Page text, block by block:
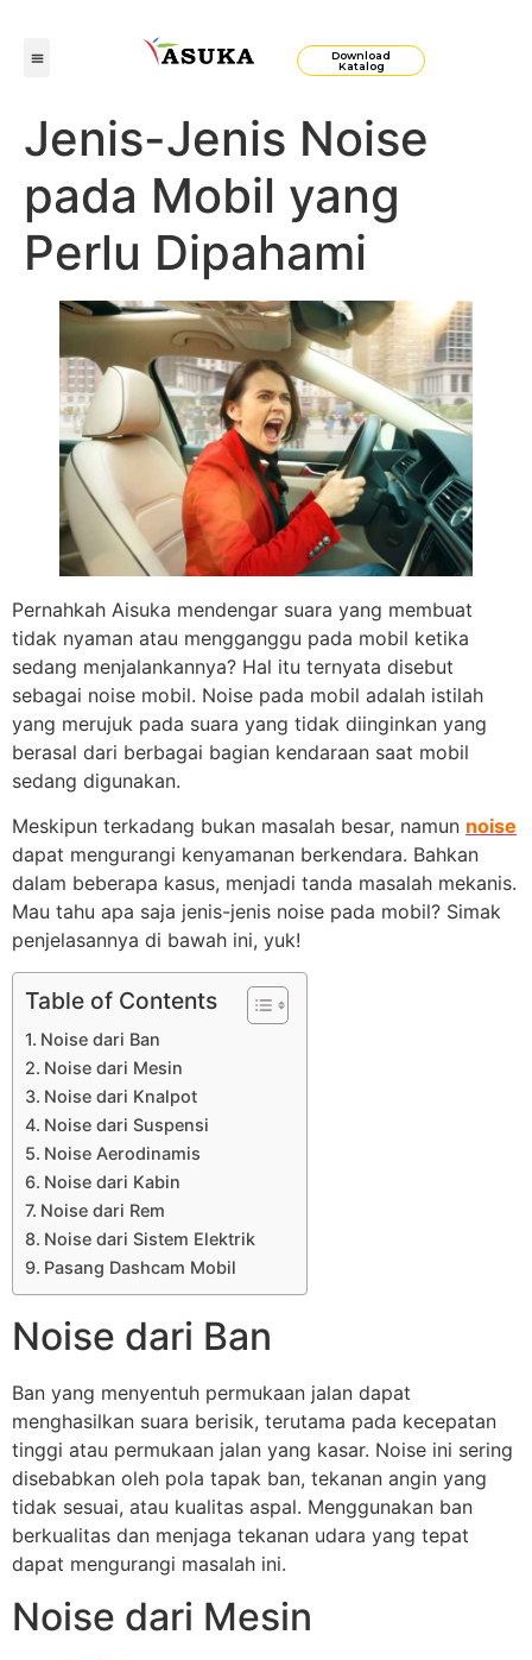
Download
Katalog
Jenis-Jenis Noise
pada Mobil yang
Perlu Dipahami
Pernahkah Aisuka mendengar suara yang membuat
tidak nyaman atau mengganggu pada mobil ketika
sedang menjalankannya? Hal itu ternyata disebut
sebagai noise mobil. Noise pada mobil adalah istilah
yang merujuk pada suara yang tidak diinginkan yang
berasal dari berbagai bagian kendaraan saat mobil
sedang digunakan.
Meskipun terkadang bukan masalah besar, namun noise
dapat mengurangi kenyamanan berkendara. Bahkan
dalam beberapa kasus, menjadi tanda masalah mekanis.
Mau tahu apa saja jenis-jenis noise pada mobil? Simak
penjelasannya di bawah ini, yuk!
Table of Contents
Noise dari Ban
Noise dari Mesin
Noise dari Knalpot
Noise dari Suspensi
Noise Aerodinamis
Noise dari Kabin
Noise dari Rem
Noise dari Sistem Elektrik
Pasang Dashcam Mobil
Noise dari Ban
Ban yang menyentuh permukaan jalan dapat
menghasilkan suara berisik, terutama pada kecepatan
tinggi atau permukaan jalan yang kasar. Noise ini sering
disebabkan oleh pola tapak ban, tekanan angin yang
tidak sesuai, atau kualitas aspal. Menggunakan ban
berkualitas dan menjaga tekanan udara yang tepat
dapat mengurangi masalah ini.
Noise dari Mesin